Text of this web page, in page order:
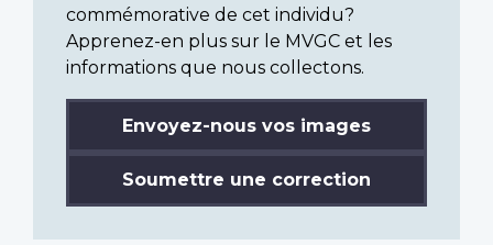
commémorative de cet individu?
Apprenez-en plus sur le MVGC et les
informations que nous collectons.
Envoyez-nous vos images
Soumettre une correction